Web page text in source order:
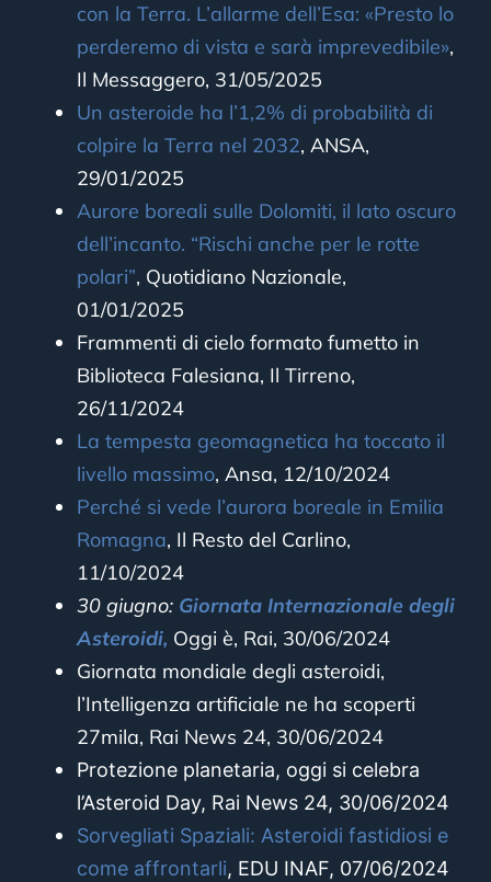
con la Terra. L’allarme dell’Esa: «Presto lo
perderemo di vista e sarà imprevedibile»,
Il Messaggero, 31/05/2025
Un asteroide ha l’1,2% di probabilità di
colpire la Terra nel 2032, ANSA,
29/01/2025
Aurore boreali sulle Dolomiti, il lato oscuro
dell’incanto. “Rischi anche per le rotte
polari”, Quotidiano Nazionale,
01/01/2025
Frammenti di cielo formato fumetto in
Biblioteca Falesiana, Il Tirreno,
26/11/2024
La tempesta geomagnetica ha toccato il
livello massimo, Ansa, 12/10/2024
Perché si vede l’aurora boreale in Emilia
Romagna, Il Resto del Carlino,
11/10/2024
30 giugno: Giornata Internazionale degli
Asteroidi, Oggi è, Rai, 30/06/2024
Giornata mondiale degli asteroidi,
l’Intelligenza artificiale ne ha scoperti
27mila, Rai News 24, 30/06/2024
Protezione planetaria, oggi si celebra
l’Asteroid Day, Rai News 24, 30/06/2024
Sorvegliati Spaziali: Asteroidi fastidiosi e
come affrontarli, EDU INAF, 07/06/2024